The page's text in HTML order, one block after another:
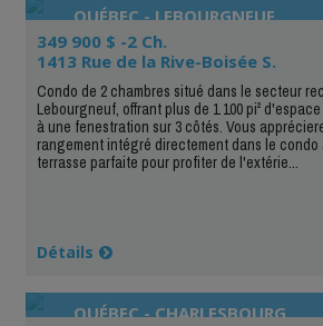
QUÉBEC - LEBOURGNEUF
349 900 $ -2 Ch.
1413 Rue de la Rive-Boisée S.
Condo de 2 chambres situé dans le secteur
Lebourgneuf, offrant plus de 1 100 pi²
à une fenestration sur 3 côtés. Vous
rangement intégré directement dans le condo
terrasse parfaite pour profiter de l'extérie...
Détails
QUÉBEC - CHARLESBOURG